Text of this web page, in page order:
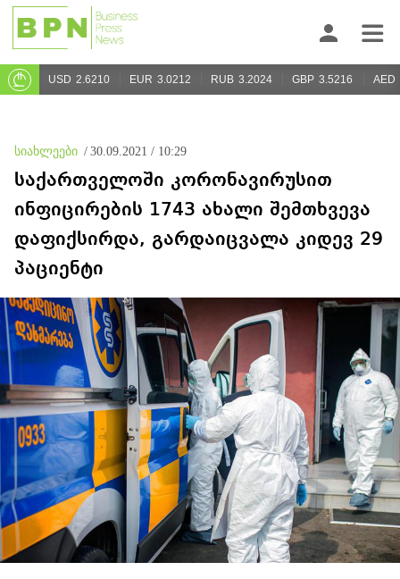
USD 2.6210 EUR 3.0212 RUB 3.2024 GBP 3.5216 AED
სიახლეები / 30.09.2021 / 10:29
საქართველოში კორონავირუსით
ინფიცირების 1743 ახალი შემთხვევა
დაფიქსირდა, გარდაიცვალა კიდევ 29
პაციენტი